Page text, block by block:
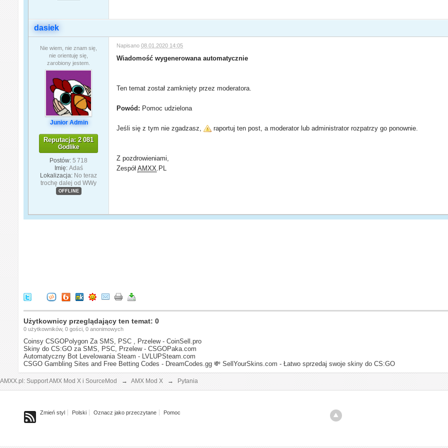
dasiek
Nie wiem, nie znam się,
nie orientuję się,
zarobiony jestem.
Junior Admin
Reputacja: 2 081
Godlike
Postów: 5 718
Imię: Adaś
Lokalizacja: No teraz
trochę dalej od WWy
OFFLINE
Napisano08.01.2020 14:05
Wiadomość wygenerowana automatycznie
Ten temat został zamknięty przez moderatora.
Powód: Pomoc udzielona
Jeśli się z tym nie zgadzasz, raportuj ten post, a moderator lub administrator rozpatrzy go ponownie.
Z pozdrowieniami,
ZespółAMXX .PL
Użytkownicy przeglądający ten temat: 0
0 użytkowników, 0 gości, 0 anonimowych
Coinsy CSGOPolygon Za SMS, PSC , Przelew - CoinSell.pro
Skiny do CS:GO za SMS, PSC, Przelew - CSGOPaka.com
Automatyczny Bot Levelowania Steam - LVLUPSteam.com
CSGO Gambling Sites and Free Betting Codes - DreamCodes.gg 💸 SellYourSkins.com - Łatwo sprzedaj swoje skiny do CS:GO
AMXX.pl: Support AMX Mod X i SourceMod → AMX Mod X → Pytania
Zmień styl Polski Oznacz jako przeczytane Pomoc